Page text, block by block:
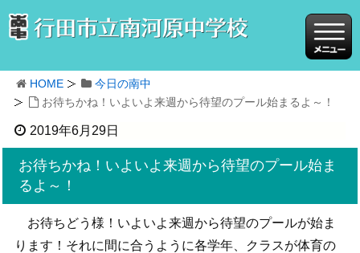
HOME
今日の南中
お待ちかね！いよいよ来週から待望のプール始まるよ～！
2019年6月29日
お待ちかね！いよいよ来週から待望のプール始ま
るよ～！
お待ちどう様！いよいよ来週から待望のプールが始ま
ります！それに間に合うように各学年、クラスが体育の